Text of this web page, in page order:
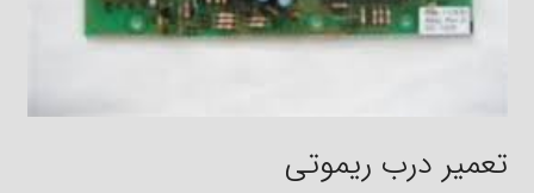
تعمیر درب ریموتی